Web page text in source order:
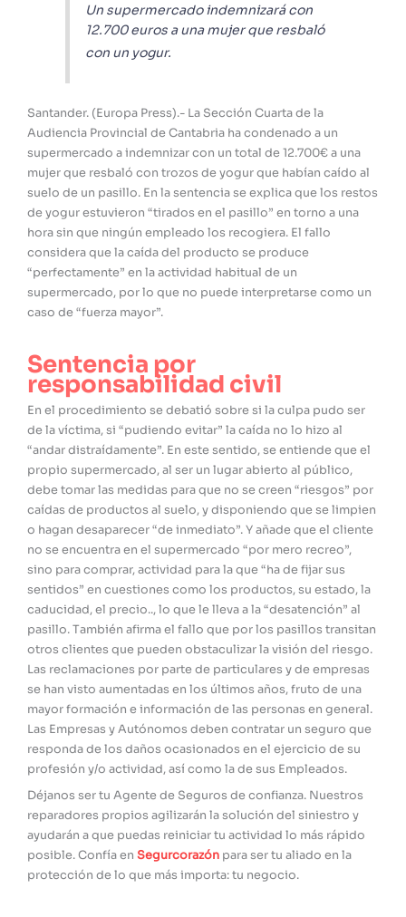
Un supermercado indemnizará con
12.700 euros a una mujer que resbaló
con un yogur.
Santander. (Europa Press).- La Sección Cuarta de la
Audiencia Provincial de Cantabria ha condenado a un
supermercado a indemnizar con un total de 12.700€ a una
mujer que resbaló con trozos de yogur que habían caído al
suelo de un pasillo. En la sentencia se explica que los restos
de yogur estuvieron “tirados en el pasillo” en torno a una
hora sin que ningún empleado los recogiera. El fallo
considera que la caída del producto se produce
“perfectamente” en la actividad habitual de un
supermercado, por lo que no puede interpretarse como un
caso de “fuerza mayor”.
Sentencia por
responsabilidad civil
En el procedimiento se debatió sobre si la culpa pudo ser
de la víctima, si “pudiendo evitar” la caída no lo hizo al
“andar distraídamente”. En este sentido, se entiende que el
propio supermercado, al ser un lugar abierto al público,
debe tomar las medidas para que no se creen “riesgos” por
caídas de productos al suelo, y disponiendo que se limpien
o hagan desaparecer “de inmediato”. Y añade que el cliente
no se encuentra en el supermercado “por mero recreo”,
sino para comprar, actividad para la que “ha de fijar sus
sentidos” en cuestiones como los productos, su estado, la
caducidad, el precio.., lo que le lleva a la “desatención” al
pasillo. También afirma el fallo que por los pasillos transitan
otros clientes que pueden obstaculizar la visión del riesgo.
Las reclamaciones por parte de particulares y de empresas
se han visto aumentadas en los últimos años, fruto de una
mayor formación e información de las personas en general.
Las Empresas y Autónomos deben contratar un seguro que
responda de los daños ocasionados en el ejercicio de su
profesión y/o actividad, así como la de sus Empleados.
Déjanos ser tu Agente de Seguros de confianza. Nuestros
reparadores propios agilizarán la solución del siniestro y
ayudarán a que puedas reiniciar tu actividad lo más rápido
posible. Confía en Segurcorazón para ser tu aliado en la
protección de lo que más importa: tu negocio.